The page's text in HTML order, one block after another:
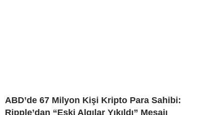
ABD’de 67 Milyon Kişi Kripto Para Sahibi:
Ripple’dan “Eski Algılar Yıkıldı” Mesajı